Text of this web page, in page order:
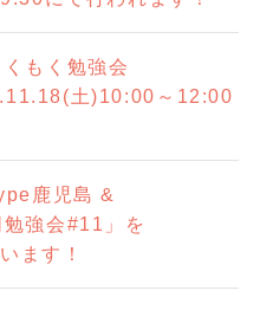
もく勉強会
土)10:00～12:00
鹿児島 &
強会#11」を
ます！